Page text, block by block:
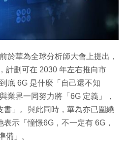
於華為全球分析師大會上提出，
計劃可在 2030 年左右推向市
底 6G 是什麼「自己還不知
業界一同努力將「6G 定義」，
書」。與此同時，華為亦已圍繞
示「憧憬6G，不一定有 6G，
備」。